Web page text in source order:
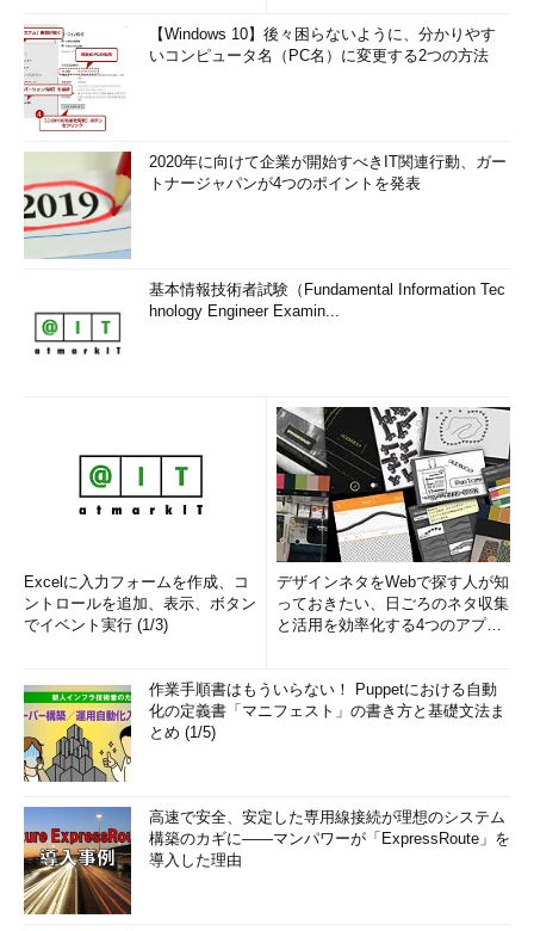
【Windows 10】後々困らないように、分かりやす
いコンピュータ名（PC名）に変更する2つの方法
2020年に向けて企業が開始すべきIT関連行動、ガー
トナージャパンが4つのポイントを発表
基本情報技術者試験（Fundamental Information Tec
hnology Engineer Examin...
Excelに入力フォームを作成、コ
ントロールを追加、表示、ボタン
でイベント実行 (1/3)
デザインネタをWebで探す人が知
っておきたい、日ごろのネタ収集
と活用を効率化する4つのアプリ
作業手順書はもういらない！ Puppetにおける自動
化の定義書「マニフェスト」の書き方と基礎文法ま
とめ (1/5)
高速で安全、安定した専用線接続が理想のシステム
構築のカギに――マンパワーが「ExpressRoute」を
導入した理由